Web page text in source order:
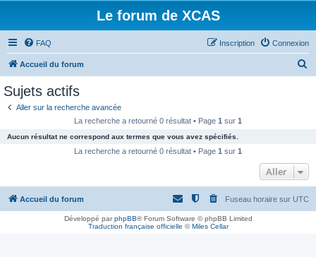
Le forum de XCAS
FAQ Connexion
Inscription
Accueil du forum
c
e
Sujets actifs
Aller sur la recherche avancée
La recherche a retourné 0 résultat • Page 1 sur 1
Aucun résultat ne correspond aux termes que vous avez spécifiés.
La recherche a retourné 0 résultat • Page 1 sur 1
Aller
Accueil du forum Fuseau horaire sur UTC
Développé parphpBB® Forum Software © phpBB Limited
Traduction française officielle ©Miles Cellar